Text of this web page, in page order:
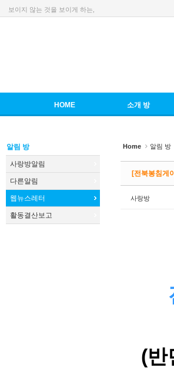
보이지 않는 것을 보이게 하는,
HOME 소개 방
알림 방
사랑방알림
다른알림
웹뉴스레터
활동결산보고
Home 알림 방
[전북봉침게
사랑방
(반
Sketchbook5, 스케